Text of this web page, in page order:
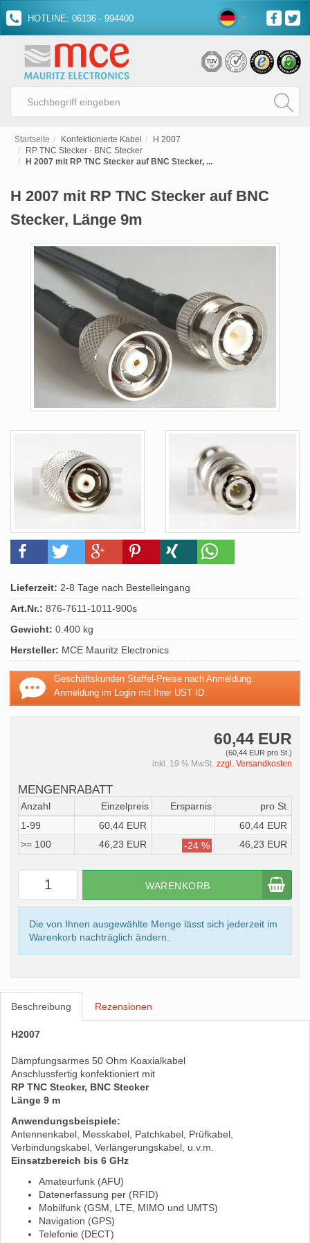
HOTLINE: 06136 - 994400
Startseite Konfektionierte Kabel
H 2007
RP TNC Stecker - BNC Stecker
H 2007 mit RP TNC Stecker auf BNC Stecker, ...
H 2007 mit RP TNC Stecker auf BNC
Stecker, Länge 9m
Lieferzeit: 2-8 Tage nach Bestelleingang
Art.Nr.: 876-7611-1011-900s
Gewicht: 0.400 kg
Hersteller: MCE Mauritz Electronics
Geschäftskunden Staffel-Preise nach Anmeldung.
Anmeldung im Login mit Ihrer UST ID.
60,44 EUR
(60,44 EUR pro St.)
inkl. 19 % MwSt. zzgl. Versandkosten
MENGENRABATT
Anzahl Einzelpreis Ersparnis
pro St.
1-99
60,44 EUR
60,44 EUR
>= 100
46,23 EUR -24 % 46,23 EUR
WARENKORB
Die von Ihnen ausgewählte Menge lässt sich jederzeit im
Warenkorb nachträglich ändern.
Beschreibung Rezensionen
H2007
Dämpfungsarmes 50 Ohm Koaxialkabel
Anschlussfertig konfektioniert mit
RP TNC Stecker, BNC Stecker
Länge 9 m
Anwendungsbeispiele:
Antennenkabel, Messkabel, Patchkabel, Prüfkabel,
Verbindungskabel, Verlängerungskabel, u.v.m.
Einsatzbereich bis 6 GHz
Amateurfunk (AFU)
Datenerfassung per (RFID)
Mobilfunk (GSM, LTE, MIMO und UMTS)
Navigation (GPS)
Telefonie (DECT)